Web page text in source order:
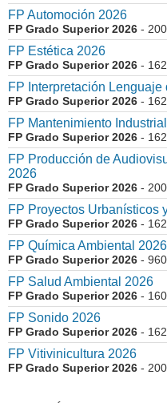
FP Automoción 2026
FP Grado Superior 2026 -
FP Estética 2026
FP Grado Superior 2026 -
FP Interpretación
FP Grado Superior 2026 -
FP Mantenimiento
FP Grado Superior 2026 -
FP Producción de
2026
FP Grado Superior 2026 -
FP Proyectos Urbanísticos
FP Grado Superior 2026 -
FP Química Ambiental 2026
FP Grado Superior 2026 -
FP Salud Ambiental 2026
FP Grado Superior 2026 -
FP Sonido 2026
FP Grado Superior 2026 -
FP Vitivinicultura 2026
FP Grado Superior 2026 -